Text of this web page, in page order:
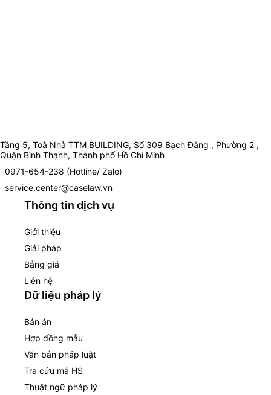
Tầng 5, Toà Nhà TTM BUILDING, Số 309 Bạch Đằng , Phường 2 ,
Quận Bình Thạnh, Thành phố Hồ Chí Minh
0971-654-238 (Hotline/ Zalo)
service.center@caselaw.vn
Thông tin dịch vụ
Giới thiệu
Giải pháp
Bảng giá
Liên hệ
Dữ liệu pháp lý
Bản án
Hợp đồng mẫu
Văn bản pháp luật
Tra cứu mã HS
Thuật ngữ pháp lý